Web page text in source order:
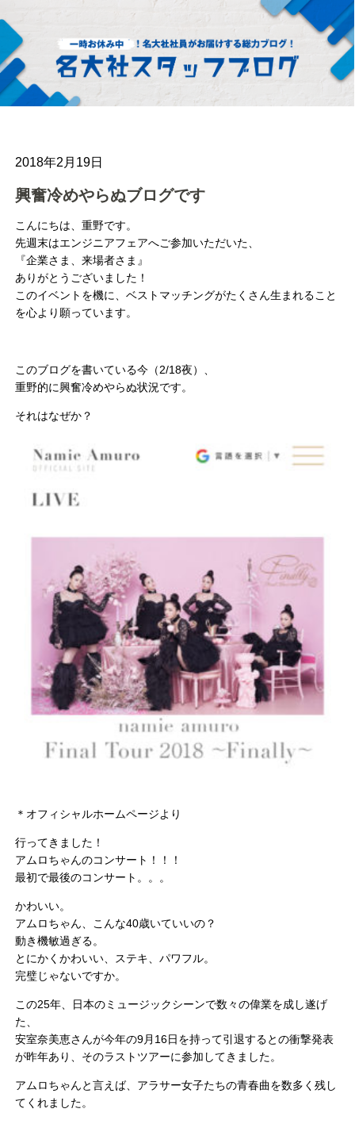
2018年2月19日
興奮冷めやらぬブログです
こんにちは、重野です。
先週末はエンジニアフェアへご参加いただいた、
『企業さま、来場者さま』
ありがとうございました！
このイベントを機に、ベストマッチングがたくさん生まれること
を心より願っています。
このブログを書いている今（2/18夜）、
重野的に興奮冷めやらぬ状況です。
それはなぜか？
＊オフィシャルホームページより
行ってきました！
アムロちゃんのコンサート！！！
最初で最後のコンサート。。。
かわいい。
アムロちゃん、こんな40歳いていいの？
動き機敏過ぎる。
とにかくかわいい、ステキ、パワフル。
完璧じゃないですか。
この25年、日本のミュージックシーンで数々の偉業を成し遂げ
た、
安室奈美恵さんが今年の9月16日を持って引退するとの衝撃発表
が昨年あり、そのラストツアーに参加してきました。
アムロちゃんと言えば、アラサー女子たちの青春曲を数多く残し
てくれました。